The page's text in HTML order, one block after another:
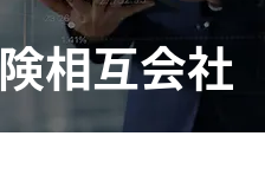
相互会社